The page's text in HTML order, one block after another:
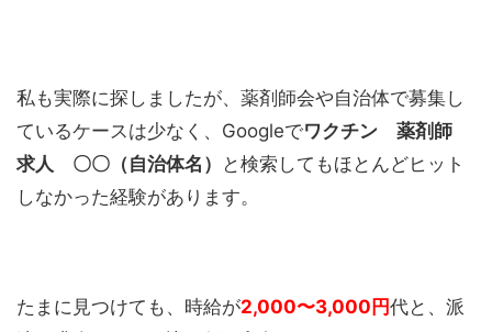
私も実際に探しましたが、薬剤師会や自治体で募集し
ているケースは少なく、Googleでワクチン 薬剤師
求人 〇〇（自治体名）
と検索してもほとんどヒット
しなかった経験があります。
たまに見つけても、時給が2,000〜3,000円代と、派